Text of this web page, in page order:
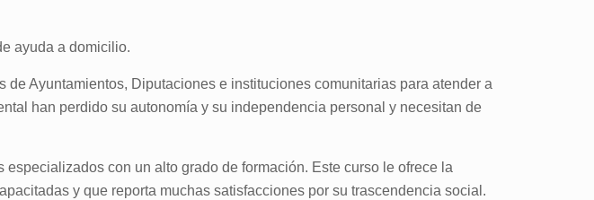
ayuda a domicilio.
Ayuntamientos, Diputaciones e instituciones comunitarias para atender a
han perdido su autonomía y su independencia personal y necesitan de
con un alto grado de formación. Este curso le ofrece la
y que reporta muchas satisfacciones por su trascendencia social.